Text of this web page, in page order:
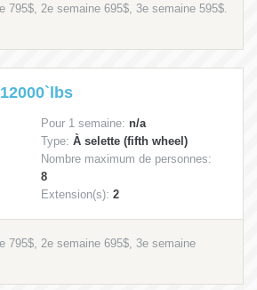
795$, 2e semaine 695$, 3e semaine 595$.
Pour 1 semaine: n/a
Type: À selette (fifth wheel)
Nombre maximum de personnes:
8
Extension(s): 2
795$, 2e semaine 695$, 3e semaine